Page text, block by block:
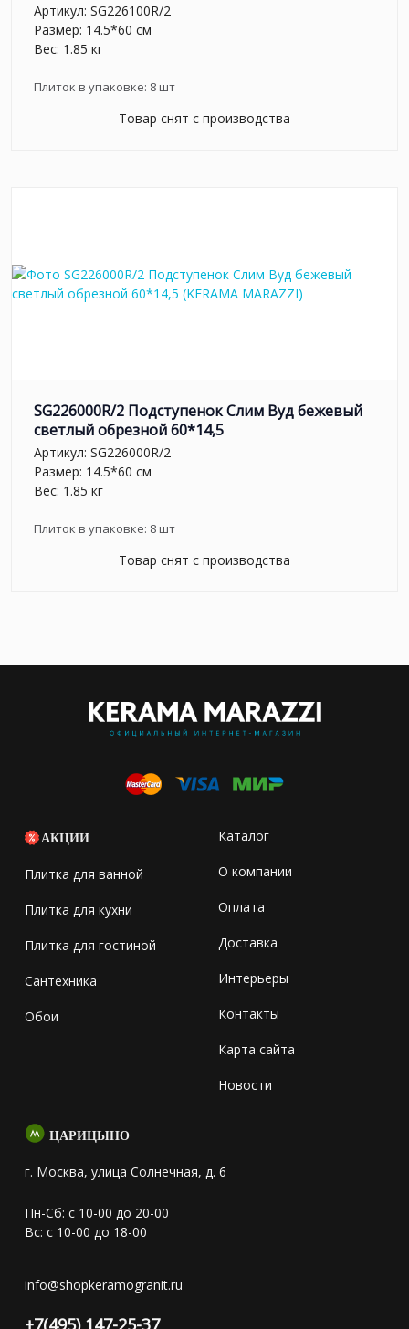
Артикул: SG226100R/2
Размер: 14.5*60 см
Вес: 1.85 кг
Плиток в упаковке: 8шт
Товар снят с производства
SG226000R/2 Подступенок Слим Вуд бежевый
светлый обрезной 60*14,5
Артикул: SG226000R/2
Размер: 14.5*60 см
Вес: 1.85 кг
Плиток в упаковке: 8шт
Товар снят с производства
АКЦИИ
Плитка для ванной
Плитка для кухни
Плитка для гостиной
Сантехника
Обои
Каталог
О компании
Оплата
Доставка
Интерьеры
Контакты
Карта сайта
Новости
ЦАРИЦЫНО
г. Москва, улица Солнечная, д. 6
Пн-Сб: с 10-00 до 20-00
Вс: с 10-00 до 18-00
info@shopkeramogranit.ru
+7(495) 147-25-37